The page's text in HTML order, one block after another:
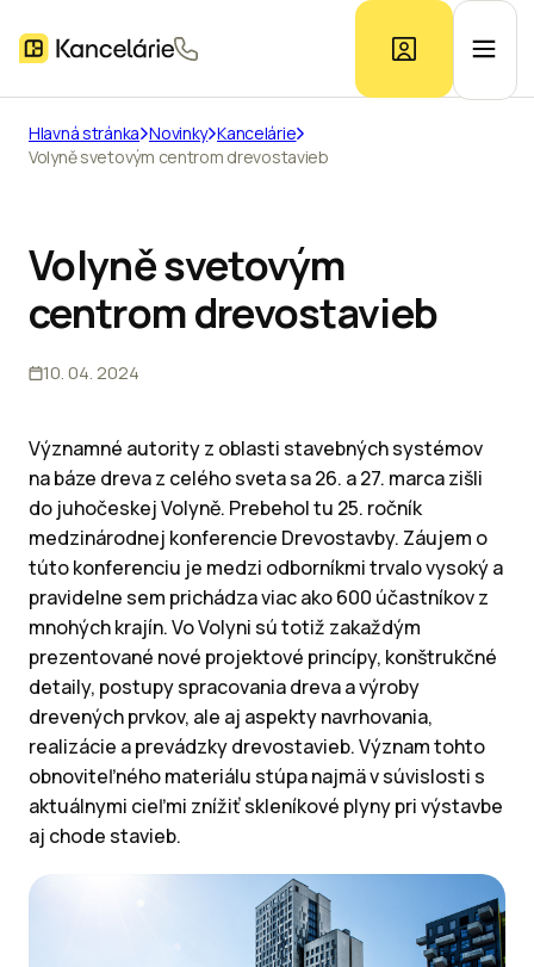
Ponuka kancelárií
Kontakt
Hlavná stránka Novinky Kancelárie
Volyně svetovým centrom drevostavieb
Volyně svetovým
centrom drevostavieb
10. 04. 2024
Významné autority z oblasti stavebných systémov
na báze dreva z celého sveta sa 26. a 27. marca zišli
do juhočeskej Volyně. Prebehol tu 25. ročník
medzinárodnej konferencie Drevostavby. Záujem o
túto konferenciu je medzi odborníkmi trvalo vysoký a
pravidelne sem prichádza viac ako 600 účastníkov z
mnohých krajín. Vo Volyni sú totiž zakaždým
prezentované nové projektové princípy, konštrukčné
detaily, postupy spracovania dreva a výroby
drevených prvkov, ale aj aspekty navrhovania,
realizácie a prevádzky drevostavieb. Význam tohto
obnoviteľného materiálu stúpa najmä v súvislosti s
aktuálnymi cieľmi znížiť skleníkové plyny pri výstavbe
aj chode stavieb.